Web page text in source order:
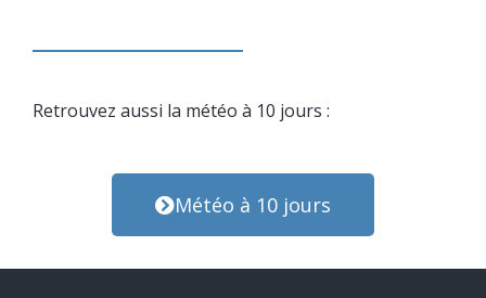
Retrouvez aussi la météo à 10 jours :
Météo à 10 jours